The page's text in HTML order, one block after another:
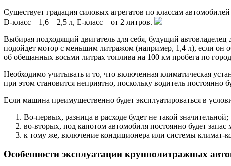
Существует градация силовых агрегатов по классам
D-класс – 1,6 – 2,5 л, Е-класс – от 2 литров.
Выбирая подходящий двигатель для себя, будущий
подойдет мотор с меньшим литражом (например, 1,4 л), если он
об обещанных восьми литрах топлива на 100 км пробега по
Необходимо учитывать и то, что включенная климатическая
при этом становится неприятно, поскольку водитель постоянно
Если машина преимущественно будет эксплуатироваться в
Во-первых, разница в расходе будет не такой значительной;
во-вторых, под капотом автомобиля постоянно будет
к тому же, включение кондиционера или системы климат-
Особенности эксплуатации крупнолитражных